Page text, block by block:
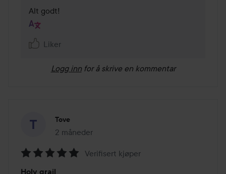
Alt godt!
Liker
Logg inn for å skrive en kommentar
Tove
2 måneder
Innlegget ble opprettet 2 måneder
Verifisert kjøper
Holy grail